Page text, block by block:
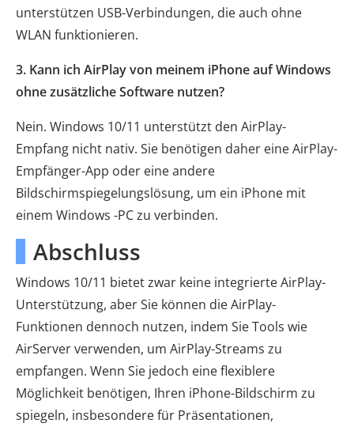
unterstützen USB-Verbindungen, die auch ohne
WLAN funktionieren.
3. Kann ich AirPlay von meinem iPhone auf Windows
ohne zusätzliche Software nutzen?
Nein. Windows 10/11 unterstützt den AirPlay-
Empfang nicht nativ. Sie benötigen daher eine AirPlay-
Empfänger-App oder eine andere
Bildschirmspiegelungslösung, um ein iPhone mit
einem Windows -PC zu verbinden.
Abschluss
Windows 10/11 bietet zwar keine integrierte AirPlay-
Unterstützung, aber Sie können die AirPlay-
Funktionen dennoch nutzen, indem Sie Tools wie
AirServer verwenden, um AirPlay-Streams zu
empfangen. Wenn Sie jedoch eine flexiblere
Möglichkeit benötigen, Ihren iPhone-Bildschirm zu
spiegeln, insbesondere für Präsentationen,